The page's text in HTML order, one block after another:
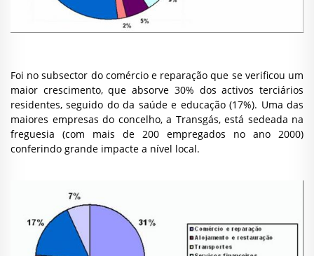
Foi no subsector do comércio e reparação que se verificou um
maior crescimento, que absorve 30% dos activos terciários
residentes, seguido do da saúde e educação (17%). Uma das
maiores empresas do concelho, a Transgás, está sedeada na
freguesia (com mais de 200 empregados no ano 2000)
conferindo grande impacte a nível local.